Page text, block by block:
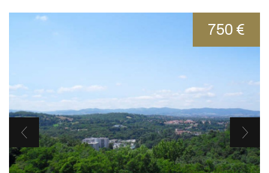
750 €